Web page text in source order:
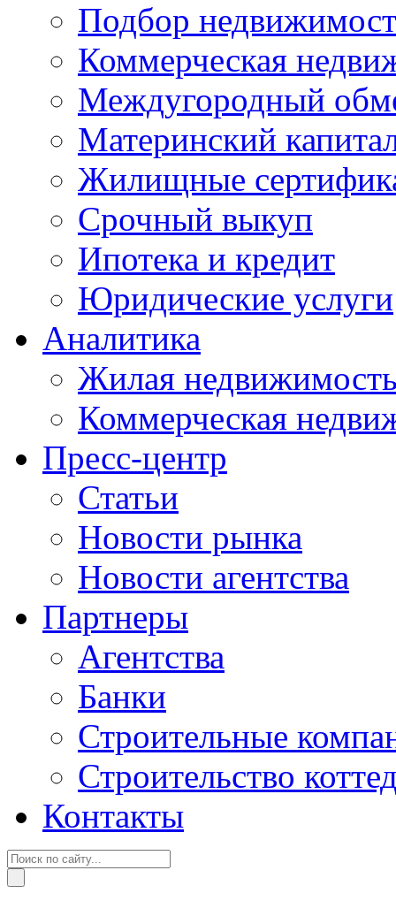
Подбор
Коммерческая
Междугородный
Материнский
Жилищные
Срочный выкуп
Ипотека и кредит
Юридические услуги
Аналитика
Жилая
Коммерческая
Пресс-центр
Статьи
Новости рынка
Новости агентства
Партнеры
Агентства
Банки
Строительные
Строительство
Контакты